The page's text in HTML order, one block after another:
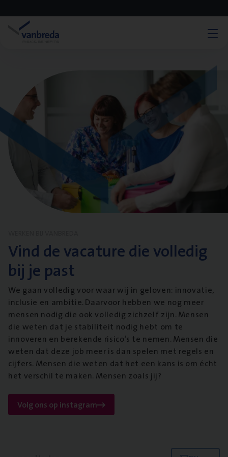
Vind de vacature die volledig
bij je past
We gaan volledig voor waar wij in geloven: innovatie,
inclusie en ambitie. Daarvoor hebben we nog meer
mensen nodig die ook volledig zichzelf zijn. Mensen
die weten dat je stabiliteit nodig hebt om te
innoveren en berekende risico’s te nemen. Mensen die
weten dat deze job meer is dan spelen met regels en
cijfers. Mensen die weten dat het een kans is om écht
het verschil te maken. Mensen zoals jij?
Volg ons op instagram